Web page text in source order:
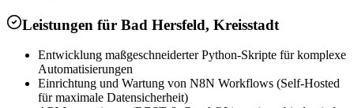
Leistungen für Bad Hersfeld, Kreisstadt
Entwicklung maßgeschneiderter Python-Skripte für komplexe
Automatisierungen
Einrichtung und Wartung von N8N Workflows (Self-Hosted
für maximale Datensicherheit)